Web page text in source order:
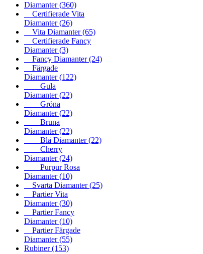
Diamanter(360)
Certifierade Vita
Diamanter(26)
Vita Diamanter(65)
Certifierade Fancy
Diamanter(3)
Fancy Diamanter(24)
Färgade
Diamanter(122)
Gula
Diamanter(22)
Gröna
Diamanter(22)
Bruna
Diamanter(22)
Blå Diamanter(22)
Cherry
Diamanter(24)
Purpur Rosa
Diamanter(10)
Svarta Diamanter(25)
Partier Vita
Diamanter(30)
Partier Fancy
Diamanter(10)
Partier Färgade
Diamanter(55)
Rubiner(153)